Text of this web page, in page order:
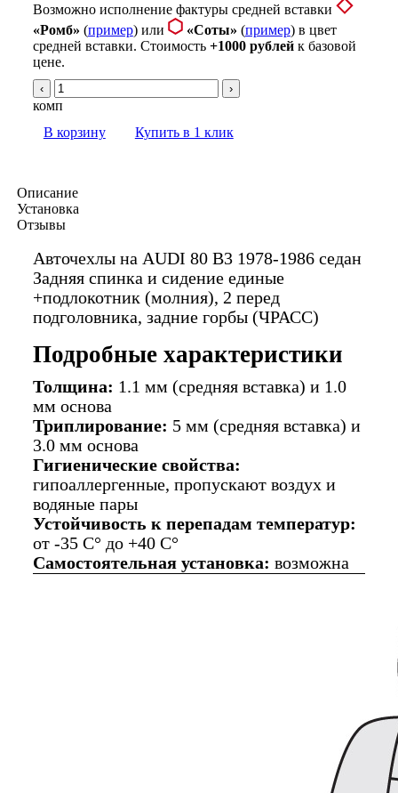
Возможно исполнение фактуры средней вставки
«Ромб» (пример) или «Соты» (пример) в цвет
средней вставки. Стоимость +1000 рублейк базовой
цене.
‹ ›
комп
В корзину
Купить в 1 клик
Описание
Установка
Отзывы
Авточехлы на AUDI 80 В3 1978-1986 седан
Задняя спинка и сидение единые
+подлокотник (молния), 2 перед
подголовника, задние горбы (ЧРАСС)
Подробные характеристики
Толщина: 1.1 мм (средняя вставка) и 1.0
мм основа
Триплирование: 5 мм (средняя вставка) и
3.0 мм основа
Гигиенические свойства:
гипоаллергенные, пропускают воздух и
водяные пары
Устойчивость к перепадам температур:
от -35 C° до +40 C°
Самостоятельная установка: возможна